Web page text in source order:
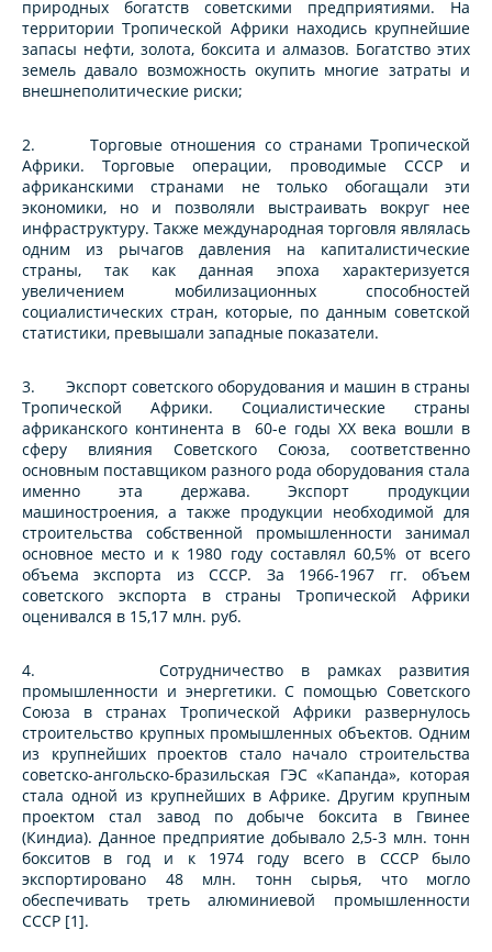
природных богатств советскими предприятиями. На
территории Тропической Африки находись крупнейшие
запасы нефти, золота, боксита и алмазов. Богатство этих
земель давало возможность окупить многие затраты и
внешнеполитические риски;
2. Торговые отношения со странами Тропической
Африки. Торговые операции, проводимые СССР и
африканскими странами не только обогащали эти
экономики, но и позволяли выстраивать вокруг нее
инфраструктуру. Также международная торговля являлась
одним из рычагов давления на капиталистические
страны, так как данная эпоха характеризуется
увеличением мобилизационных способностей
социалистических стран, которые, по данным советской
статистики, превышали западные показатели.
3. Экспорт советского оборудования и машин в страны
Тропической Африки. Социалистические страны
африканского континента в 60-е годы XX века вошли в
сферу влияния Советского Союза, соответственно
основным поставщиком разного рода оборудования стала
именно эта держава. Экспорт продукции
машиностроения, а также продукции необходимой для
строительства собственной промышленности занимал
основное место и к 1980 году составлял 60,5% от всего
объема экспорта из СССР. За 1966-1967 гг. объем
советского экспорта в страны Тропической Африки
оценивался в 15,17 млн. руб.
4. Сотрудничество в рамках развития
промышленности и энергетики. С помощью Советского
Союза в странах Тропической Африки развернулось
строительство крупных промышленных объектов. Одним
из крупнейших проектов стало начало строительства
советско-ангольско-бразильская ГЭС «Капанда», которая
стала одной из крупнейших в Африке. Другим крупным
проектом стал завод по добыче боксита в Гвинее
(Киндиа). Данное предприятие добывало 2,5-3 млн. тонн
бокситов в год и к 1974 году всего в СССР было
экспортировано 48 млн. тонн сырья, что могло
обеспечивать треть алюминиевой промышленности
СССР [1].